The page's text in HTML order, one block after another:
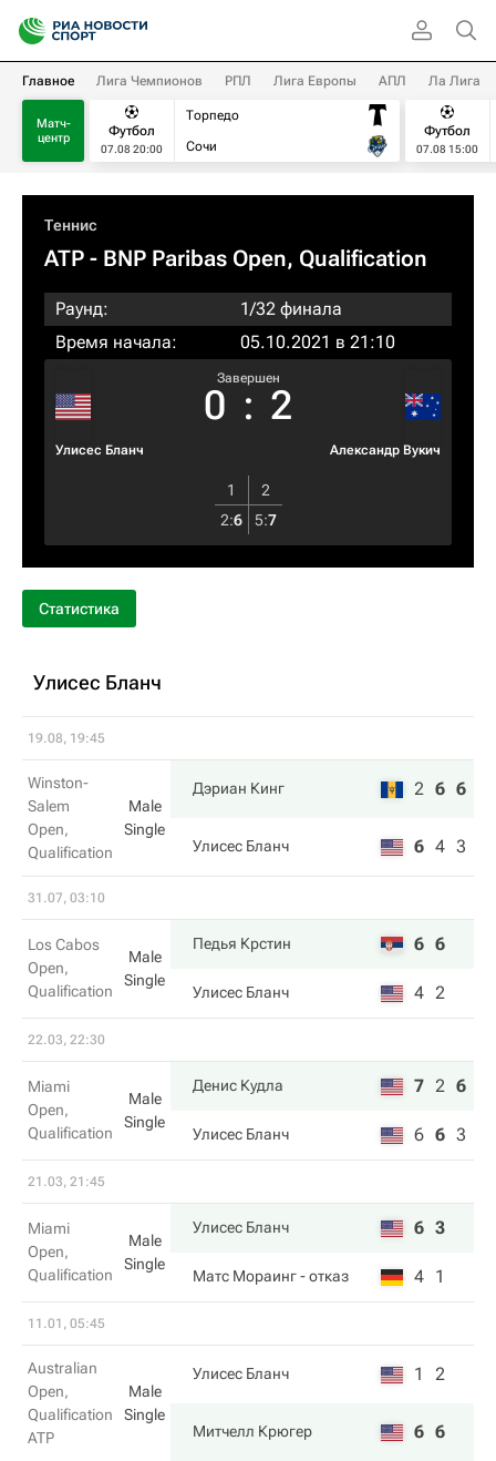
Главное Лига Чемпионов РПЛ Лига Европы АПЛ Ла Лига
Матч-
центр
Футбол
07.08 20:00
Торпедо
Сочи
Футбол
07.08 15:00
Теннис
ATP - BNP Paribas Open, Qualification
Раунд:
1/32 финала
Время начала:
05.10.2021 в 21:10
Улисес Бланч
Завершен
0 : 2
Александр Вукич
1
2
2:6 5:7
Статистика
Улисес Бланч
19.08, 19:45
Winston-
Salem
Open,
Qualification
Male
Single
Дэриан Кинг 2 6 6
Улисес Бланч 6 4 3
31.07, 03:10
Los Cabos
Open,
Qualification
Male
Single
Педья Крстин 6 6
Улисес Бланч 4 2
22.03, 22:30
Miami
Open,
Qualification
Male
Single
Денис Кудла 7 2 6
Улисес Бланч 6 6 3
21.03, 21:45
Miami
Open,
Qualification
Male
Single
Улисес Бланч 6 3
Матс Мораинг- отказ 4 1
11.01, 05:45
Australian
Open,
Qualification
ATP
Male
Single
Улисес Бланч 1 2
Митчелл Крюгер 6 6